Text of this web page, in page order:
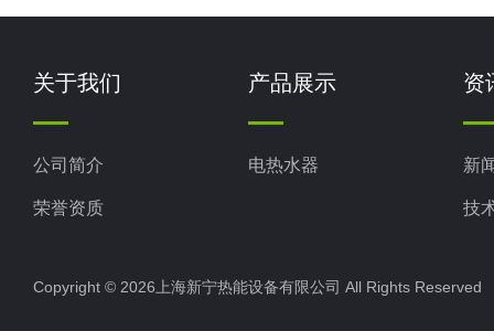
关于我们
公司简介
荣誉资质
产品展示
电热水器
资
新
技
Copyright © 2026上海新宁热能设备有限公司 All Rights